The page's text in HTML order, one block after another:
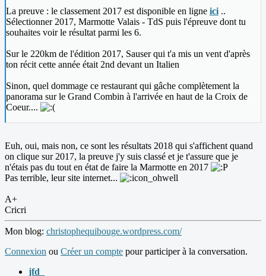
La preuve : le classement 2017 est disponible en ligne ici ..
Sélectionner 2017, Marmotte Valais - TdS puis l'épreuve dont tu
souhaites voir le résultat parmi les 6.
Sur le 220km de l'édition 2017, Sauser qui t'a mis un vent d'après
ton récit cette année était 2nd devant un Italien
Sinon, quel dommage ce restaurant qui gâche complètement la
panorama sur le Grand Combin à l'arrivée en haut de la Croix de
Coeur....
Euh, oui, mais non, ce sont les résultats 2018 qui s'affichent quand
on clique sur 2017, la preuve j'y suis classé et je t'assure que je
n'étais pas du tout en état de faire la Marmotte en 2017
Pas terrible, leur site internet...
A+
Cricri
Mon blog: christophequibouge.wordpress.com/
Connexion ou Créer un compte pour participer à la conversation.
jfd_